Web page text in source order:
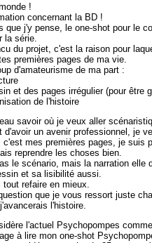
!
concernant la BD !
que j'y pense, le one-shot pour le
la série.
du projet, c'est la raison pour
premières pages de ma vie.
d'amateurisme de ma part :
et des pages irrégulier (pour être
de l'histoire
savoir où je veux aller
d'avoir un avenir professionnel, je
c'est mes premières pages, je suis
reprendre les choses bien.
le scénario, mais la narration elle
et sa lisibilité aussi.
refaire en mieux.
que je vous ressort juste
l'histoire.
l'actuel Psychopompes
à lire mon one-shot